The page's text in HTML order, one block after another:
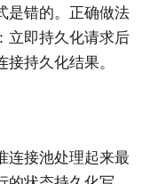
是错的。正确做法
立即持久化请求后
持久化结果。
连接池处理起来最